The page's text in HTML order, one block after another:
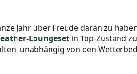
Jahr über Freude daran zu
Loungeset in Top-Zustand
unabhängig von den